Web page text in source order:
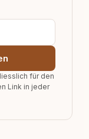
für den
Link in jeder